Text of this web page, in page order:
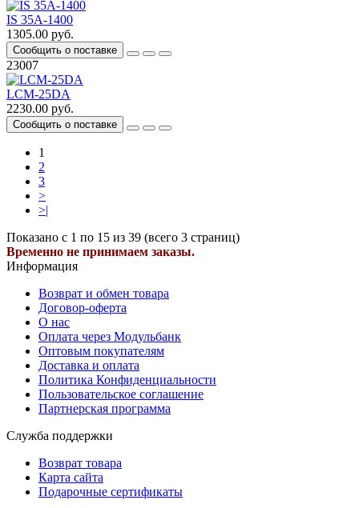
IS 35A-1400
1305.00 руб.
Сообщить о поставке
23007
LCM-25DA
2230.00 руб.
Сообщить о поставке
1
2
3
>
>|
Показано с 1 по 15 из 39 (всего 3 страниц)
Временно не принимаем заказы.
Информация
Возврат и обмен товара
Договор-оферта
О нас
Оплата через Модульбанк
Оптовым покупателям
Доставка и оплата
Политика Конфиденциальности
Пользовательское соглашение
Партнерская программа
Служба поддержки
Возврат товара
Карта сайта
Подарочные сертификаты